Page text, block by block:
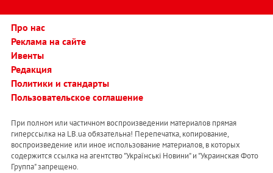
Про нас
Реклама на сайте
Ивенты
Редакция
Политики и стандарты
Пользовательское соглашение
При полном или частичном воспроизведении материалов прямая
гиперссылка на LB.ua обязательна! Перепечатка, копирование,
воспроизведение или иное использование материалов, в которых
содержится ссылка на агентство "Українськi Новини" и "Украинская Фото
Группа" запрещено.